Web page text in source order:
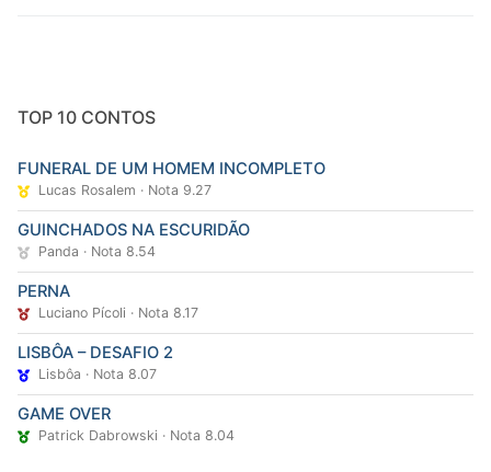
TOP 10 CONTOS
FUNERAL DE UM HOMEM INCOMPLETO
Lucas Rosalem · Nota 9.27
GUINCHADOS NA ESCURIDÃO
Panda · Nota 8.54
PERNA
Luciano Pícoli · Nota 8.17
LISBÔA – DESAFIO 2
Lisbôa · Nota 8.07
GAME OVER
Patrick Dabrowski · Nota 8.04